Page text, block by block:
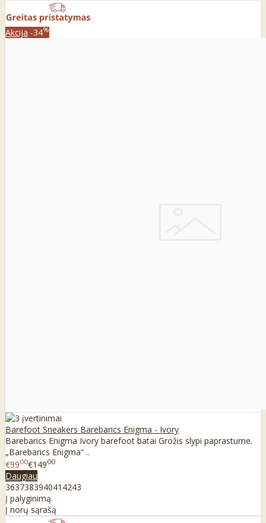
Akcija -34%
Barefoot Sneakers Barebarics Enigma - Ivory
Barebarics Enigma Ivory barefoot batai Grožis slypi paprastume.
„Barebarics Enigma“ ..
€9900€14900
Daugiau
363738394041 4243
Į palyginimą
Į norų sąrašą